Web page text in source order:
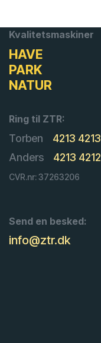
Kvalitetsmaskiner
HAVE
PARK
NATUR
Ring til ZTR:
Torben
4213 4213
Anders
4213 4212
CVR.nr: 37263206
Send en besked:
info@ztr.dk